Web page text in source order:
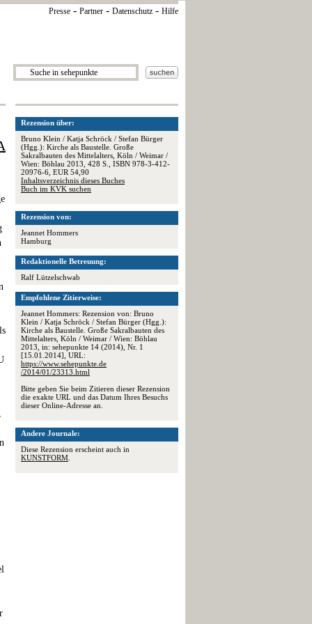
Presse - Partner - Datenschutz - Hilfe
Rezension über:
Bruno Klein / Katja Schröck / Stefan Bürger
(Hgg.): Kirche als Baustelle. Große
Sakralbauten des Mittelalters, Köln / Weimar /
Wien: Böhlau 2013, 428 S., ISBN 978-3-412-
20976-6, EUR 54,90
Inhaltsverzeichnis dieses Buches
Buch im KVK suchen
Rezension von:
Jeannet Hommers
Hamburg
Redaktionelle Betreuung:
Ralf Lützelschwab
Empfohlene Zitierweise:
Jeannet Hommers: Rezension von: Bruno
Klein / Katja Schröck / Stefan Bürger (Hgg.):
Kirche als Baustelle. Große Sakralbauten des
Mittelalters, Köln / Weimar / Wien: Böhlau
2013, in: sehepunkte 14 (2014), Nr. 1
[15.01.2014], URL:
https://www.sehepunkte.de
/2014/01/23313.html
Bitte geben Sie beim Zitieren dieser Rezension
die exakte URL und das Datum Ihres Besuchs
dieser Online-Adresse an.
Andere Journale:
Diese Rezension erscheint auch in
KUNSTFORM